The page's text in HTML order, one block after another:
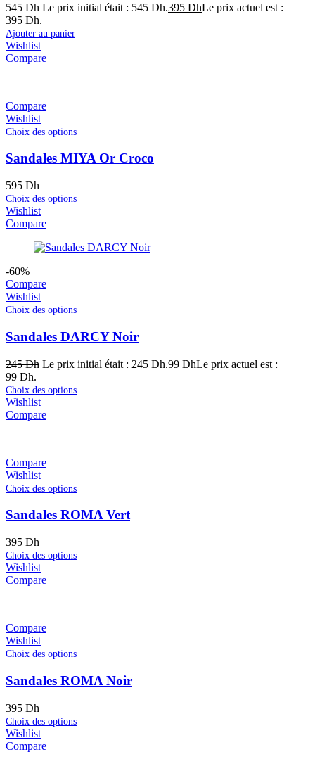
545Dh Le prix initial était : 545 Dh.395 DhLe prix actuel est :
395 Dh.
Ajouter au panier
Wishlist
Compare
Compare
Wishlist
Choix des options
Sandales MIYA Or Croco
595 Dh
Choix des options
Wishlist
Compare
-60%
Compare
Wishlist
Choix des options
Sandales DARCY Noir
245Dh Le prix initial était : 245 Dh.99 DhLe prix actuel est :
99 Dh.
Choix des options
Wishlist
Compare
Compare
Wishlist
Choix des options
Sandales ROMA Vert
395 Dh
Choix des options
Wishlist
Compare
Compare
Wishlist
Choix des options
Sandales ROMA Noir
395 Dh
Choix des options
Wishlist
Compare